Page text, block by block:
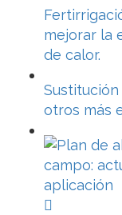
mejorar la
de calor.
otros más